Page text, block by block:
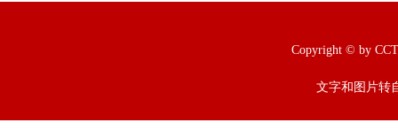
Copyright © by
文字和图片转